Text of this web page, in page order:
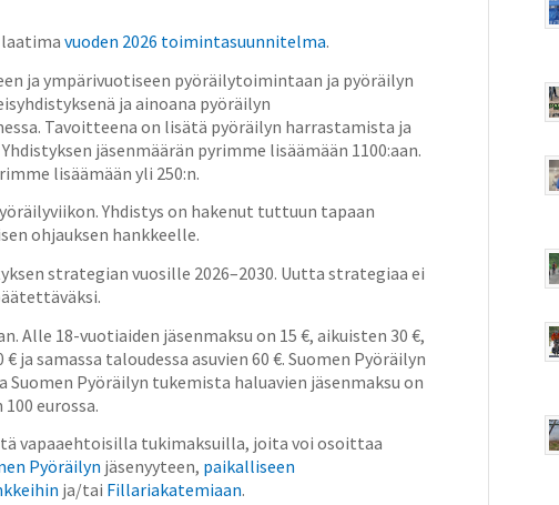
vuoden 2026 toimintasuunnitelma.
ja ympärivuotiseen pyöräilytoimintaan ja pyöräilyn
ja ainoana pyöräilyn
Tavoitteena on lisätä pyöräilyn harrastamista ja
jäsenmäärän pyrimme lisäämään 1100:aan.
lisäämään yli 250:n.
Yhdistys on hakenut tuttuun tapaan
ohjauksen hankkeelle.
strategian vuosille 2026–2030. Uutta strategiaa ei
Alle 18-vuotiaiden jäsenmaksu on 15 €, aikuisten 30 €,
ja samassa taloudessa asuvien 60 €. Suomen Pyöräilyn
Pyöräilyn tukemista haluavien jäsenmaksu on
eurossa.
vapaaehtoisilla tukimaksuilla, joita voi osoittaa
Pyöräilyn jäsenyyteen, paikalliseen
ja/tai Fillariakatemiaan.